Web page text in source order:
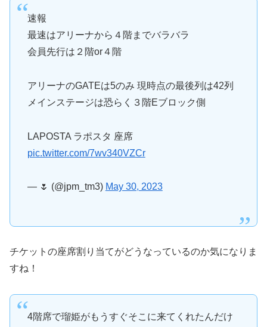
速報
最速はアリーナから４階までバラバラ
会員先行は２階or４階
アリーナのGATEは5のみ 現時点の最後列は42列
メインステージは恐らく３階Eブロック側
LAPOSTA ラポスタ 座席
pic.twitter.com/7wv340VZCr
— 🌷 (@jpm_tm3) May 30, 2023
チケットの座席割り当てがどうなっているのか気になりま
すね！
4階席で瑠姫がもうすぐそこに来てくれたんだけ